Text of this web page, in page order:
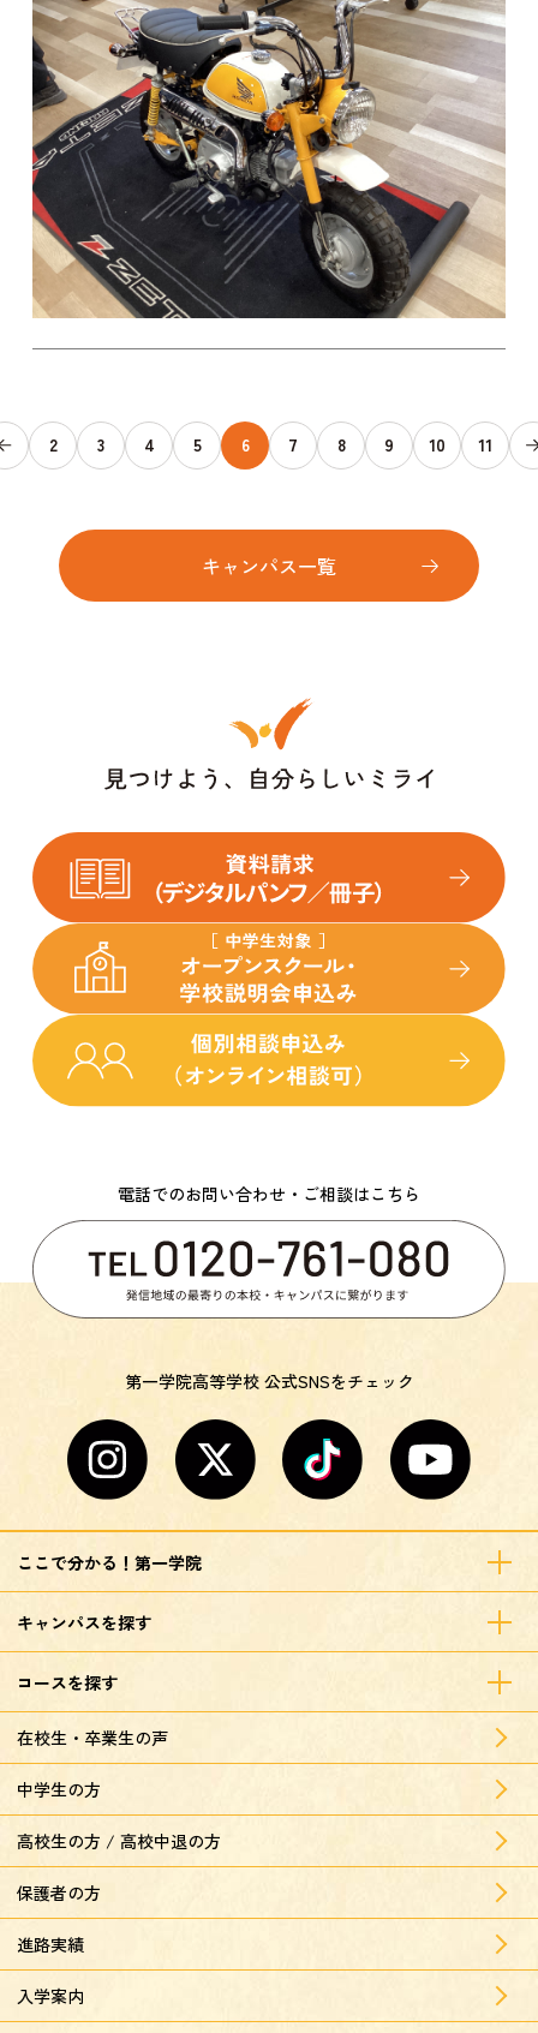
2 3 4 5 6 7 8 9 10 11
キャンパス一覧
電話でのお問い合わせ・ご相談はこちら
第一学院高等学校 公式SNSをチェック
ここで分かる！第一学院
キャンパスを探す
コースを探す
在校生・卒業生の声
中学生の方
高校生の方 / 高校中退の方
保護者の方
進路実績
入学案内